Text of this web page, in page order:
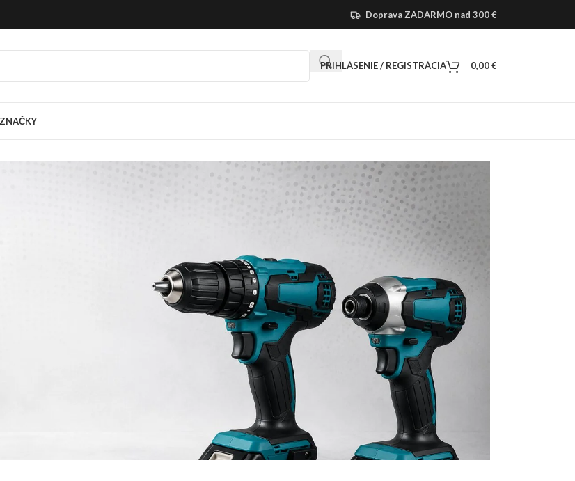
Doprava ZADARMO nad 300 €
PRIHLÁSENIE / REGISTRÁCIA 0,00€
ZNAČKY